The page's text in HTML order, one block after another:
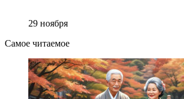
29 ноября
Самое читаемое